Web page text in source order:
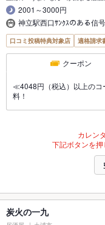
2001～3000円
神立駅西口ｻﾝｸｽのある信
口コミ投稿特典対象店 適格請求
クーポン
≪4048円（税込）以上の
料！
カレン
下記ボタンを押
炭火の一九